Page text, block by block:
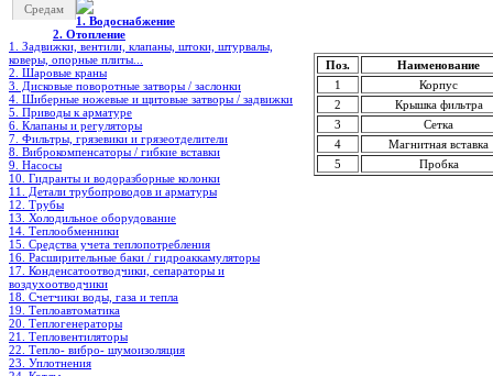
Средам
1. Водоснабжение
2. Отопление
1. Задвижки, вентили, клапаны, штоки, штурвалы,
коверы, опорные плиты...
2. Шаровые краны
3. Дисковые поворотные затворы / заслонки
4. Шиберные ножевые и щитовые затворы / задвижки
5. Приводы к арматуре
6. Клапаны и регуляторы
7. Фильтры, грязевики и грязеотделители
8. Виброкомпенсаторы / гибкие вставки
9. Насосы
10. Гидранты и водоразборные колонки
11. Детали трубопроводов и арматуры
12. Трубы
13. Холодильное oборудование
14. Теплообменники
15. Средства учета теплопотребления
16. Расширительные баки / гидроаккамуляторы
17. Конденсатоотводчики, сепараторы и
воздухоотводчики
18. Счетчики воды, газа и тепла
19. Теплоавтоматика
20. Теплогенераторы
21. Тепловентиляторы
22. Тепло- вибро- шумоизоляция
23. Уплотнения
Поз.
Наименование
1
Корпус
2
Крышка фильтра
3
Сетка
4
Магнитная вставка
5
Пробка